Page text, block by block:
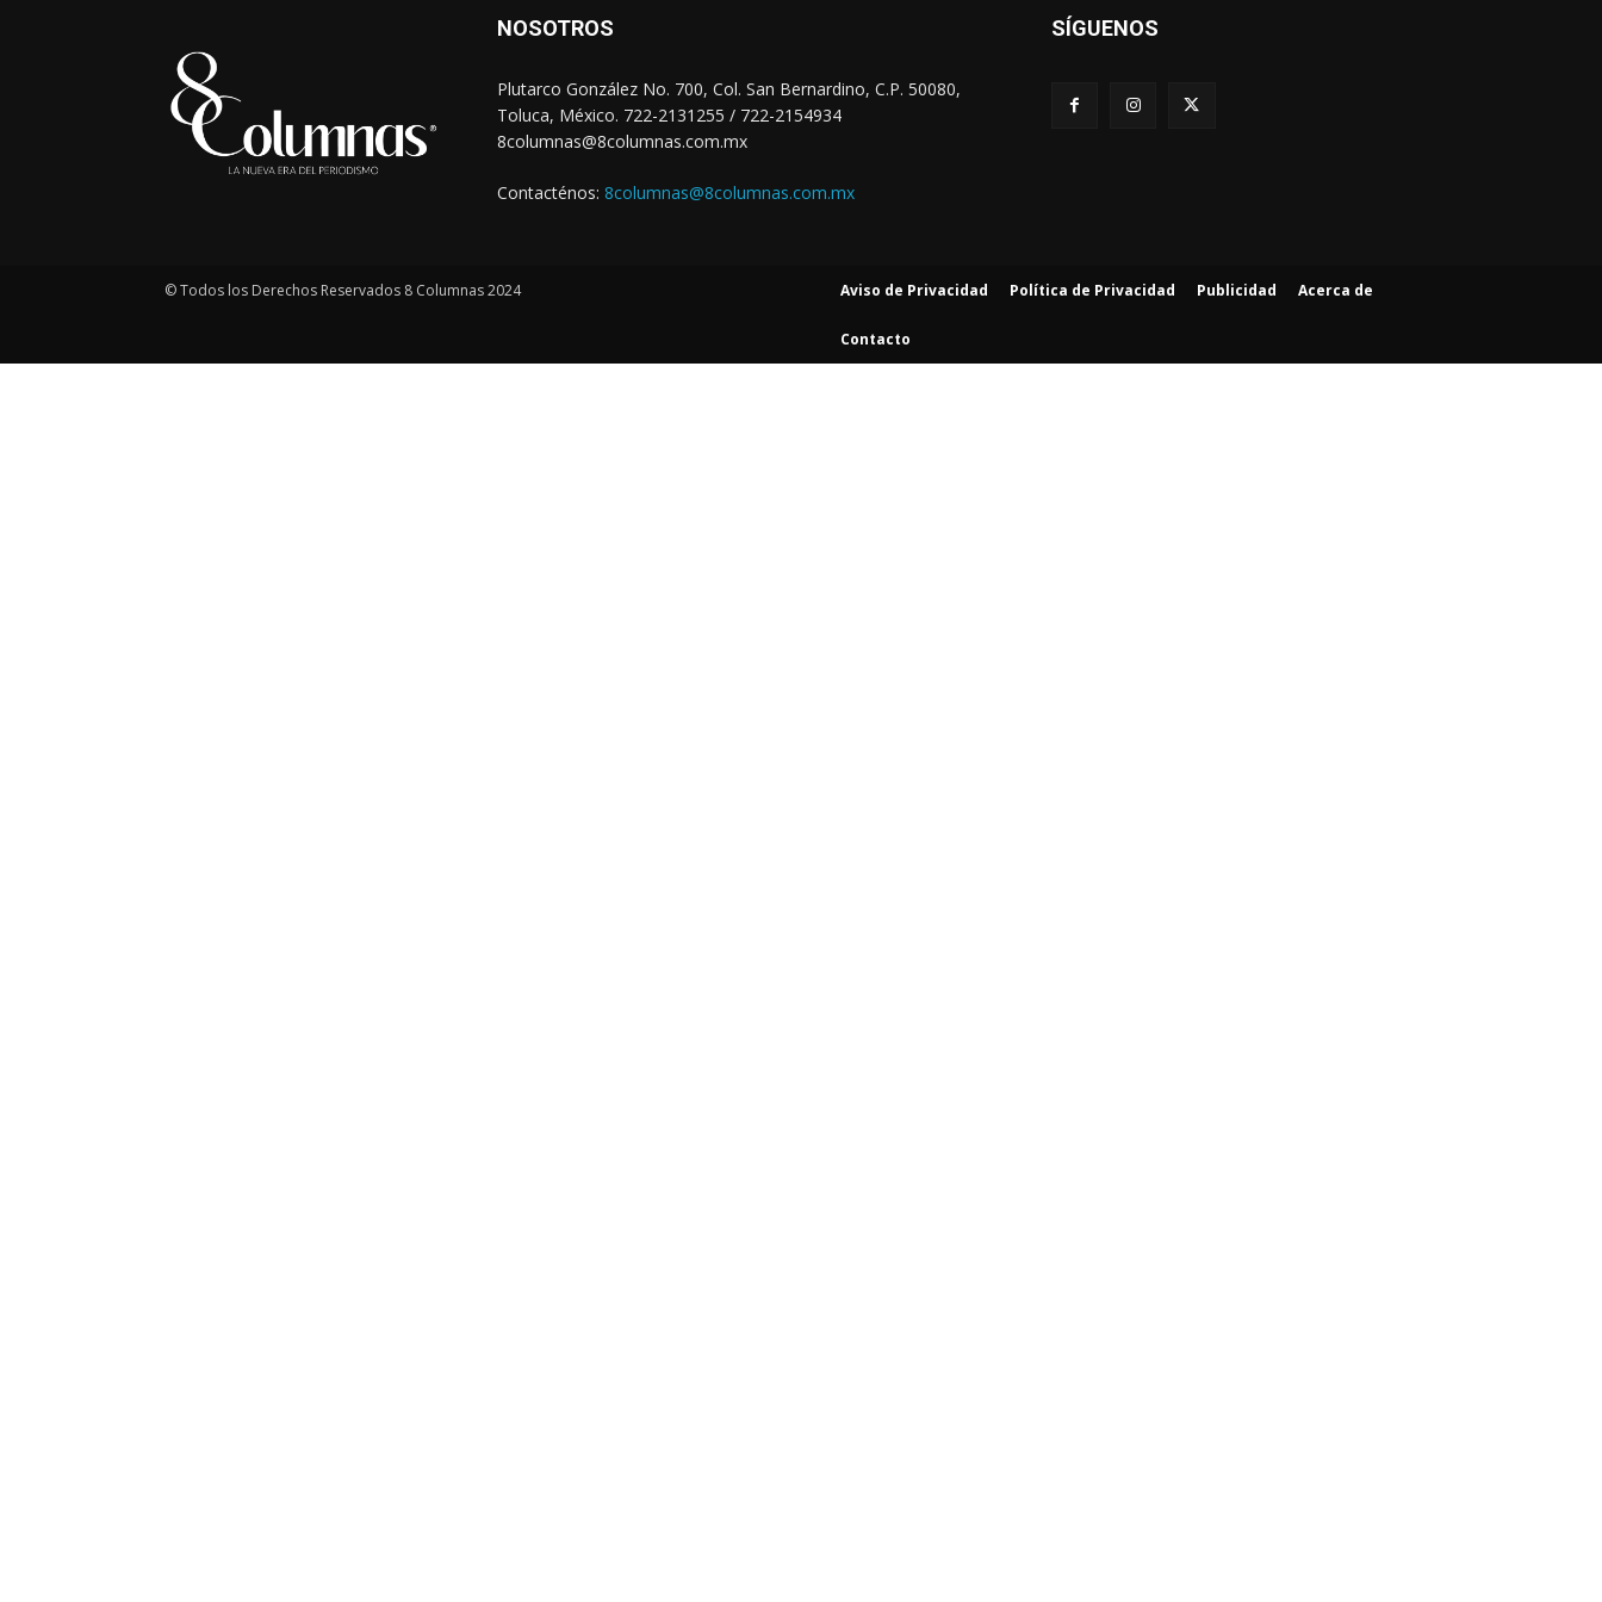
NOSOTROS
Plutarco González No. 700, Col. San Bernardino, C.P. 50080,
Toluca, México. 722-2131255 / 722-2154934
8columnas@8columnas.com.mx
Contacténos: 8columnas@8columnas.com.mx
SÍGUENOS
© Todos los Derechos Reservados 8 Columnas 2024 Aviso de Privacidad Política de Privacidad Publicidad Acerca de
Contacto